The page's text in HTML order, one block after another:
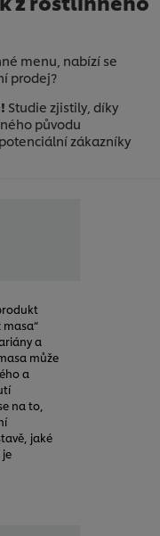
menu, nabízí se
prodej?
Studie zjistily, díky
původu
zákazníky
masa“
a
může
a
na to,
jaké
je